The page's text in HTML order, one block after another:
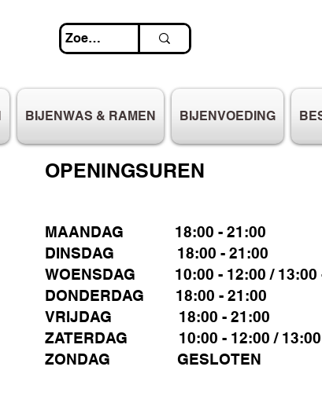
BIJENWAS & RAMEN BIJENVOEDING
OPENINGSUREN
MAANDAG 18:00 - 21:00
DINSDAG 18:00 - 21:00
WOENSDAG 10:00 - 12:00 / 13:00
DONDERDAG 18:00 - 21:00
VRIJDAG 18:00 - 21:00
ZATERDAG 10:00 - 12:00 / 13:00
ZONDAG GESLOTEN